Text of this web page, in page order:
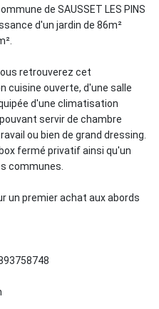
de SAUSSET LES PINS
d'un jardin de 86m²
retrouverez cet
cuisine ouverte, d'une salle
d'une climatisation
servir de chambre
ou bien de grand dressing.
fermé privatif ainsi qu'un
communes.
un premier achat aux abords